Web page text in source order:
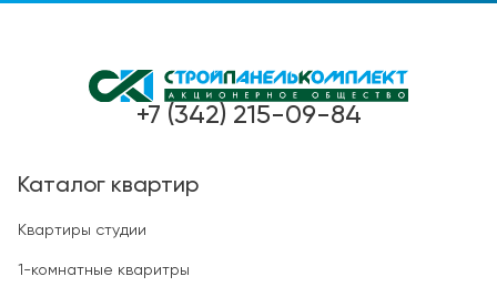
+7 (342) 215-09-84
Каталог квартир
Квартиры студии
1-комнатные кваритры